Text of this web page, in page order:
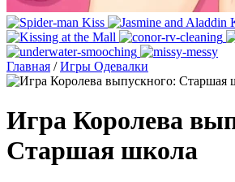
Главная / Игры Одевалки
Игра Королева
Старшая школа